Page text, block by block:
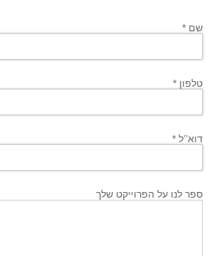
שם *
טלפון *
דוא’’ל *
ספר לנו על הפרוייקט שלך